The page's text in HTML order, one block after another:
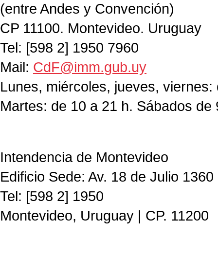
(entre Andes y Convención)
CP 11100. Montevideo. Uruguay
Tel: [598 2] 1950 7960
Mail: CdF@imm.gub.uy
Lunes, miércoles, jueves, viernes:
Martes: de 10 a 21 h. Sábados de
Intendencia de Montevideo
Edificio Sede: Av. 18 de Julio 1360
Tel: [598 2] 1950
Montevideo, Uruguay | CP. 11200